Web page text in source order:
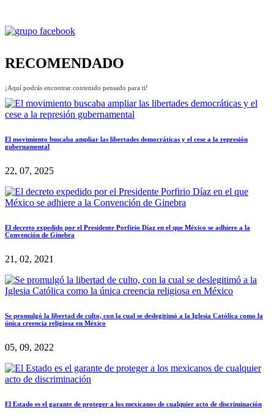
RECOMENDADO
¡Aquí podrás encontrar contenido pensado para ti!
El movimiento buscaba ampliar las libertades democráticas y el cese a la represión
gubernamental
22, 07, 2025
El decreto expedido por el Presidente Porfirio Díaz en el que México se adhiere a la
Convención de Ginebra
21, 02, 2021
Se promulgó la libertad de culto, con la cual se deslegitimó a la Iglesia Católica como la
única creencia religiosa en México
05, 09, 2022
El Estado es el garante de proteger a los mexicanos de cualquier acto de discriminación